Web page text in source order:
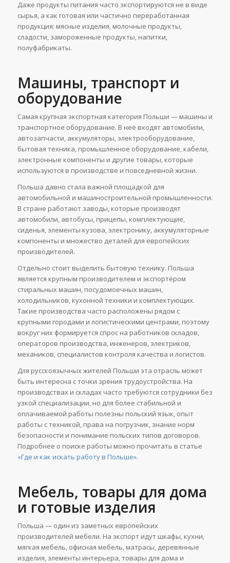
Даже продукты питания часто экспортируются не в виде
сырья, а как готовая или частично переработанная
продукция: мясные изделия, молочные продукты,
сладости, замороженные продукты, напитки,
полуфабрикаты.
Машины, транспорт и
оборудование
Самая крупная экспортная категория Польши — машины и
транспортное оборудование. В неё входят автомобили,
автозапчасти, аккумуляторы, электрооборудование,
бытовая техника, промышленное оборудование, кабели,
электронные компоненты и другие товары, которые
используются в производстве и повседневной жизни.
Польша давно стала важной площадкой для
автомобильной и машиностроительной промышленности.
В стране работают заводы, которые производят
автомобили, автобусы, прицепы, комплектующие,
сиденья, элементы кузова, электронику, аккумуляторные
компоненты и множество деталей для европейских
производителей.
Отдельно стоит выделить бытовую технику. Польша
является крупным производителем и экспортёром
стиральных машин, посудомоечных машин,
холодильников, кухонной техники и комплектующих.
Такие производства часто расположены рядом с
крупными городами и логистическими центрами, поэтому
вокруг них формируется спрос на работников складов,
операторов производства, инженеров, электриков,
механиков, специалистов контроля качества и логистов.
Для русскоязычных жителей Польши эта отрасль может
быть интересна с точки зрения трудоустройства. На
производствах и складах часто требуются сотрудники без
узкой специализации, но для более стабильной и
оплачиваемой работы полезны польский язык, опыт
работы с техникой, права на погрузчик, знание норм
безопасности и понимание польских типов договоров.
Подробнее о поиске работы можно прочитать в статье
«Где и как искать работу в Польше».
Мебель, товары для дома
и готовые изделия
Польша — один из заметных европейских
производителей мебели. На экспорт идут шкафы, кухни,
мягкая мебель, офисная мебель, матрасы, деревянные
изделия, элементы интерьера, товары для дома и